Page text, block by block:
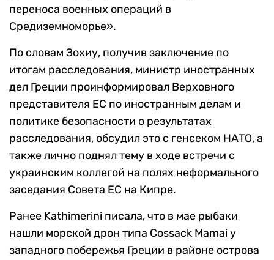
переноса военных операций в
Средиземноморье».
По словам Зохиу, получив заключение по
итогам расследования, министр иностранных
дел Греции проинформировал Верховного
представителя ЕС по иностранным делам и
политике безопасности о результатах
расследования, обсудил это с генсеком НАТО, а
также лично поднял тему в ходе встречи с
украинским коллегой на полях неформального
заседания Совета ЕС на Кипре.
Ранее Kathimerini писала, что в мае рыбаки
нашли морской дрон типа Cossack Mamai у
западного побережья Греции в районе острова